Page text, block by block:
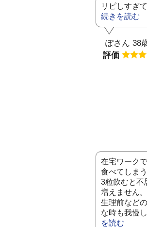
リピしすぎ
続きを読む
ぽさん 38
評価
在宅ワーク
食べてしまう
3粒飲むと不
増えません。
生理前など
な時も我慢
を読む